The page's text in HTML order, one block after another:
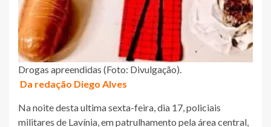
Drogas apreendidas (Foto: Divulgação).
Da redação Diego Alves
Na noite desta ultima sexta-feira, dia 17, policiais
militares de Lavínia, em patrulhamento pela área central,